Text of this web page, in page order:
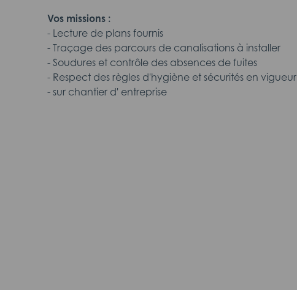
Vos missions :
- Lecture de plans fournis
- Traçage des parcours de canalisations à installer
- Soudures et contrôle des absences de fuites
- Respect des règles d'hygiène et sécurités en vigueur
- sur chantier d' entreprise